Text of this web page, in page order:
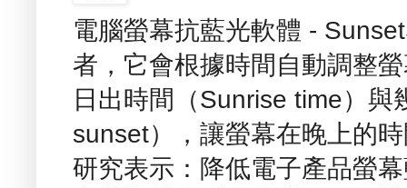
電腦螢幕抗藍光軟體 -
者，它會根據時間自動調整
日出時間（Sunrise time）
sunset），讓螢幕在晚上的
研究表示：降低電子產品螢